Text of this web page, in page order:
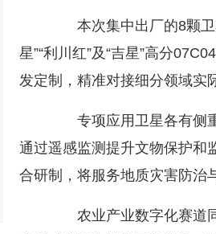
本次集中出厂的8颗卫
星”“利川红”及“吉星”高分
发定制，精准对接细分领域实
专项应用卫星各有侧重
通过遥感监测提升文物保护和
合研制，将服务地质灾害防治
农业产业数字化赛道同